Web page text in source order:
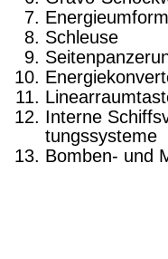
Schleuse
Interne
tungssysteme
Bomben- und